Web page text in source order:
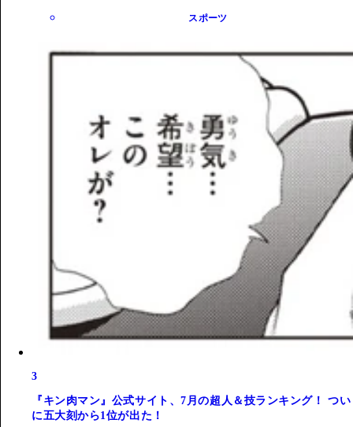
スポーツ
3
『キン肉マン』公式サイト、7月の超人＆技ランキング！ つい
に五大刻から1位が出た！